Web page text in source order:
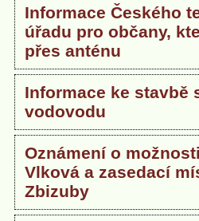
Informace Českého
úřadu pro občany,
přes anténu
Informace ke stavbě
vodovodu
Oznámení o
Vlková a zasedací
Zbizuby